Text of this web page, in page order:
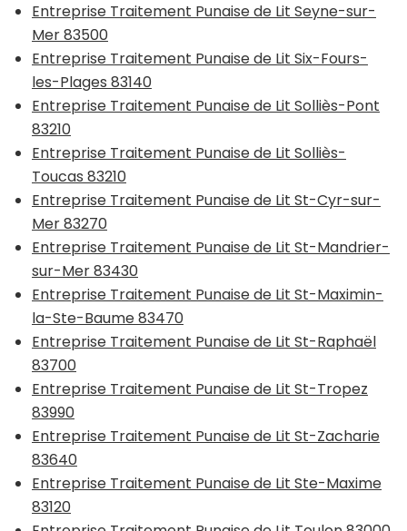
Entreprise Traitement Punaise de Lit Seyne-sur-
Mer 83500
Entreprise Traitement Punaise de Lit Six-Fours-
les-Plages 83140
Entreprise Traitement Punaise de Lit Solliès-Pont
83210
Entreprise Traitement Punaise de Lit Solliès-
Toucas 83210
Entreprise Traitement Punaise de Lit St-Cyr-sur-
Mer 83270
Entreprise Traitement Punaise de Lit St-Mandrier-
sur-Mer 83430
Entreprise Traitement Punaise de Lit St-Maximin-
la-Ste-Baume 83470
Entreprise Traitement Punaise de Lit St-Raphaël
83700
Entreprise Traitement Punaise de Lit St-Tropez
83990
Entreprise Traitement Punaise de Lit St-Zacharie
83640
Entreprise Traitement Punaise de Lit Ste-Maxime
83120